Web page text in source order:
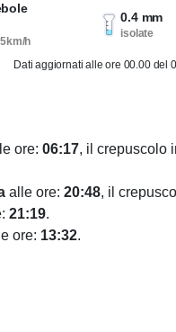
h
0.4 mm
isolate
Dati aggiornati alle ore 00.00 del
ore: 06:17, il crepuscolo
alle ore: 20:48, il
21:19.
ore: 13:32.